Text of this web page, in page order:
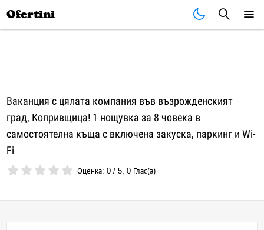
Ofertini
Ваканция с цялата компания във възрожденският
град, Копривщица! 1 нощувка за 8 човека в
самостоятелна къща с включена закуска, паркинг и Wi-
Fi
Оценка:0 /5,0 Глас(а)